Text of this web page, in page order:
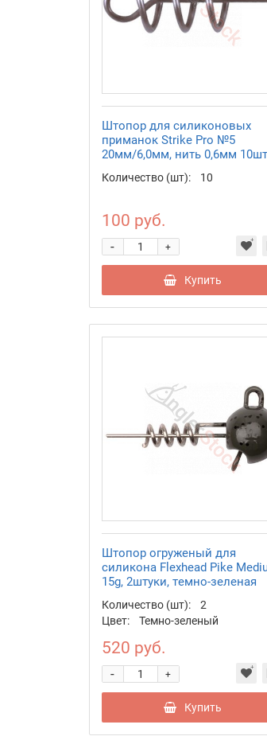
Штопор для силиконовых
приманок Strike Pro №5
20мм/6,0мм, нить 0,6мм
Количество (шт): 10
100 руб.
+
-
Купить
Штопор огруженый для
силикона Flexhead Pike
15g, 2штуки, темно-зеленая
Количество (шт):
2
Цвет:
Темно-зеленый
520 руб.
+
-
Купить